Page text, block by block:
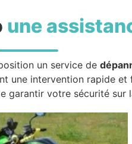
une
un service de
une intervention rapide et
garantir votre sécurité sur